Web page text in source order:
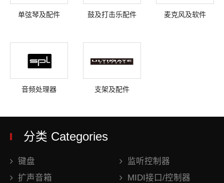
单弦琴及配件 鼓及打击乐配件 麦克风及软件
音频处理器 支架及配件
分类 Categories
键盘
监听控制器
扩声音箱
MIDI接口/控制器